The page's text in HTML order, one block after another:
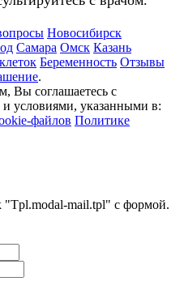
Новосибирск
Самара Омск Казань
Беременность Отзывы
.
Вы соглашаетесь с
условиями, указанными в:
файлов Политике
"Tpl.modal-mail.tpl" с формой.